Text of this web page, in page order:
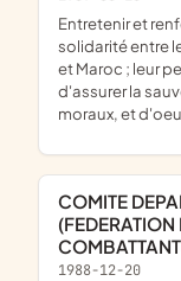
entretenir et renforcer les liens de camaraderie et de
solidarité entre
et Maroc ; leur
d'assurer la
moraux, et
COMITE DEPARTEMENTAL DE LA F.N.A.C.A.
1988-12-20